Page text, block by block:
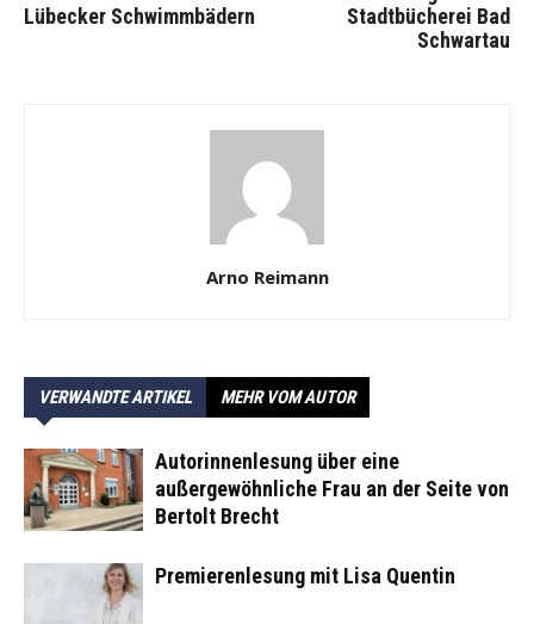
Lübecker Schwimmbädern
Stadtbücherei Bad
Schwartau
Arno Reimann
VERWANDTE ARTIKEL MEHR VOM AUTOR
Autorinnenlesung über eine
außergewöhnliche Frau an der Seite von
Bertolt Brecht
Premierenlesung mit Lisa Quentin